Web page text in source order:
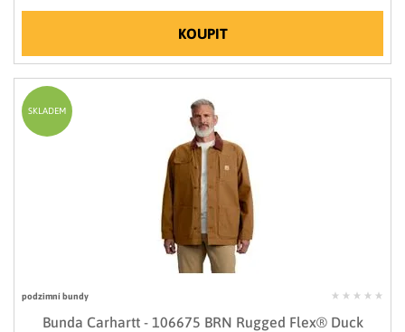
KOUPIT
podzimní bundy
Bunda Carhartt - 106675 BRN Rugged Flex® Duck
SKLADEM